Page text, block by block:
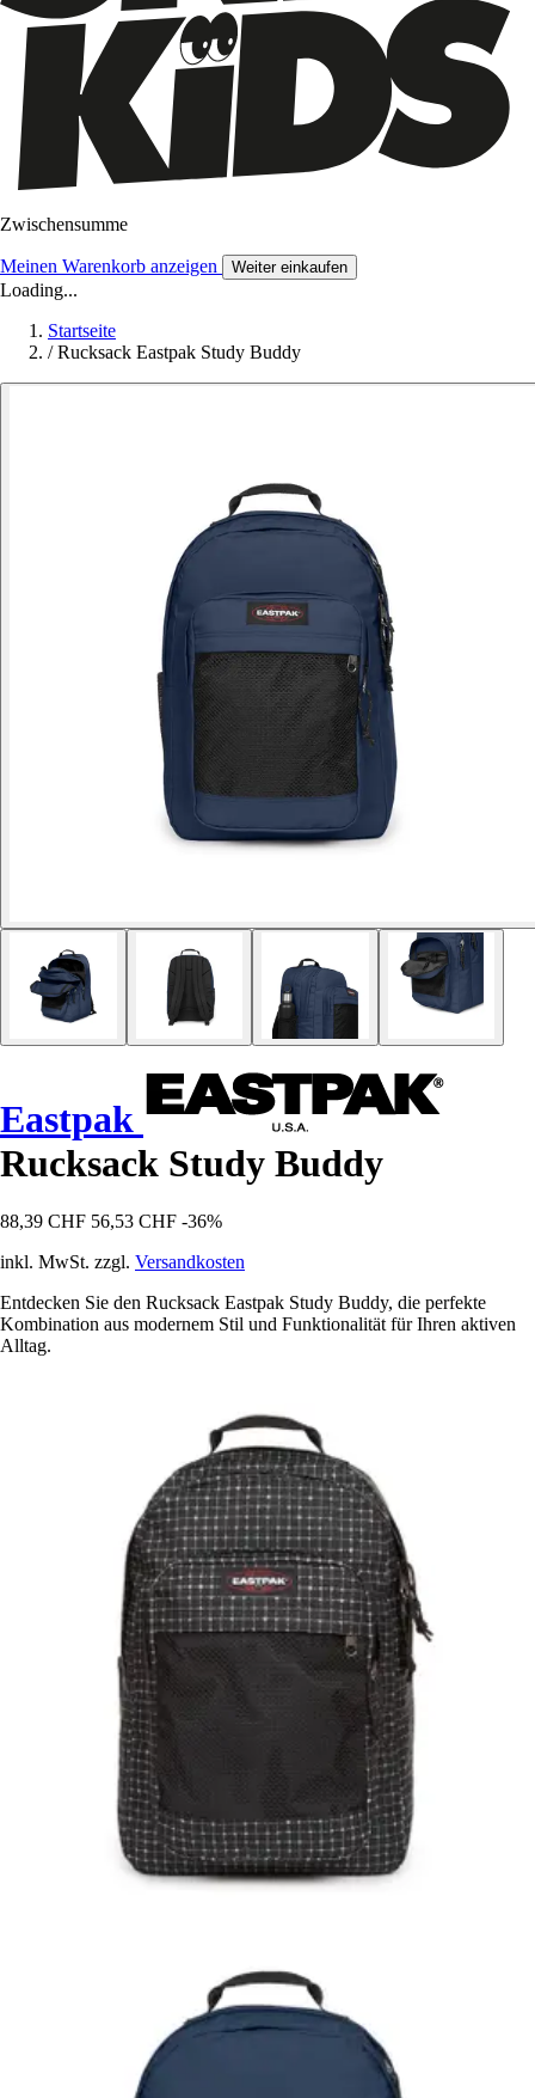
Zwischensumme
Meinen Warenkorb anzeigen Weiter einkaufen
Loading...
Startseite
/ Rucksack Eastpak Study Buddy
Eastpak
Rucksack Study Buddy
88,39 CHF 56,53 CHF -36%
inkl. MwSt. zzgl. Versandkosten
Entdecken Sie den Rucksack Eastpak Study Buddy, die perfekte
Kombination aus modernem Stil und Funktionalität für Ihren aktiven
Alltag.